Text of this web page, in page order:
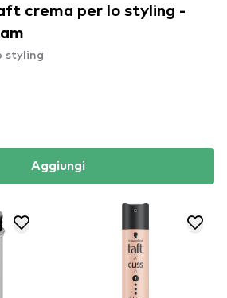
crema per lo styling -
styling
Aggiungi